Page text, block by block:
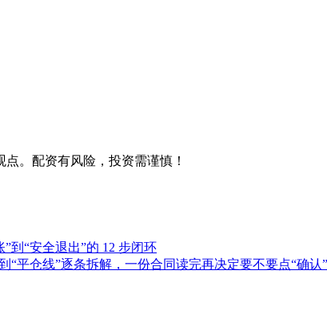
。配资有风险，投资需谨慎！
“安全退出”的 12 步闭环
平仓线”逐条拆解，一份合同读完再决定要不要点“确认”